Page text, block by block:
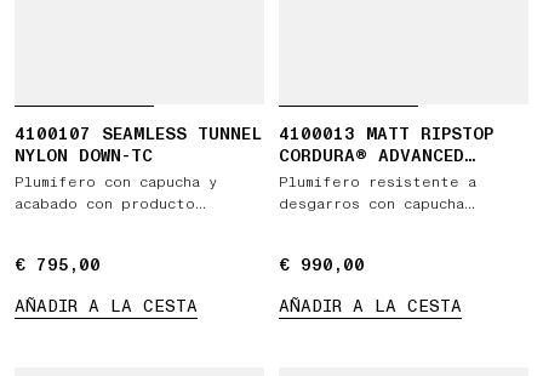
4100107 SEAMLESS TUNNEL
NYLON DOWN-TC
Plumífero con capucha y
acabado con producto
€ 795,00
€ 795,00
AÑADIR A LA CESTA
4100013 MATT RIPSTOP
CORDURA® ADVANCED
FABRICS
Plumífero resistente a
desgarros con capucha
€ 990,00
€ 990,00
AÑADIR A LA CESTA